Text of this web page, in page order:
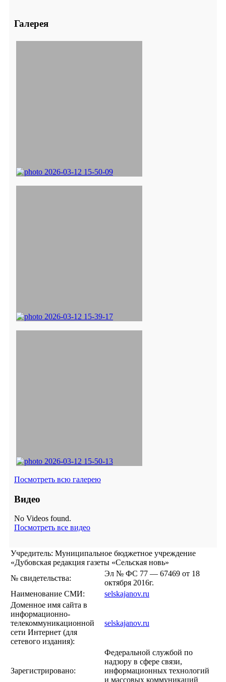
Галерея
Посмотреть всю галерею
Видео
No Videos found.
Посмотреть все видео
Учредитель: Муниципальное бюджетное учреждение
«Дубовская редакция газеты «Сельская новь»
№ свидетельства:
Эл № ФС 77 — 67469 от 18
октября 2016г.
Наименование СМИ:
selskajanov.ru
Доменное имя сайта в
информационно-
телекоммуникационной
сети Интернет (для
сетевого издания):
selskajanov.ru
Зарегистрировано:
Федеральной службой по
надзору в сфере связи,
информационных технологий
и массовых коммуникаций